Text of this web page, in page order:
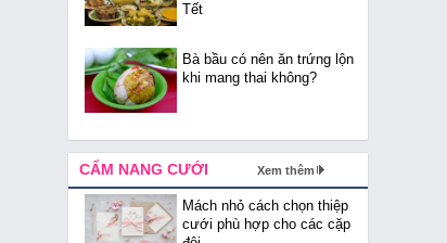
Tết
Bà bầu có nên ăn trứng lộn
khi mang thai không?
CẨM NANG CƯỚI Xem thêm
Mách nhỏ cách chọn thiệp
cưới phù hợp cho các cặp